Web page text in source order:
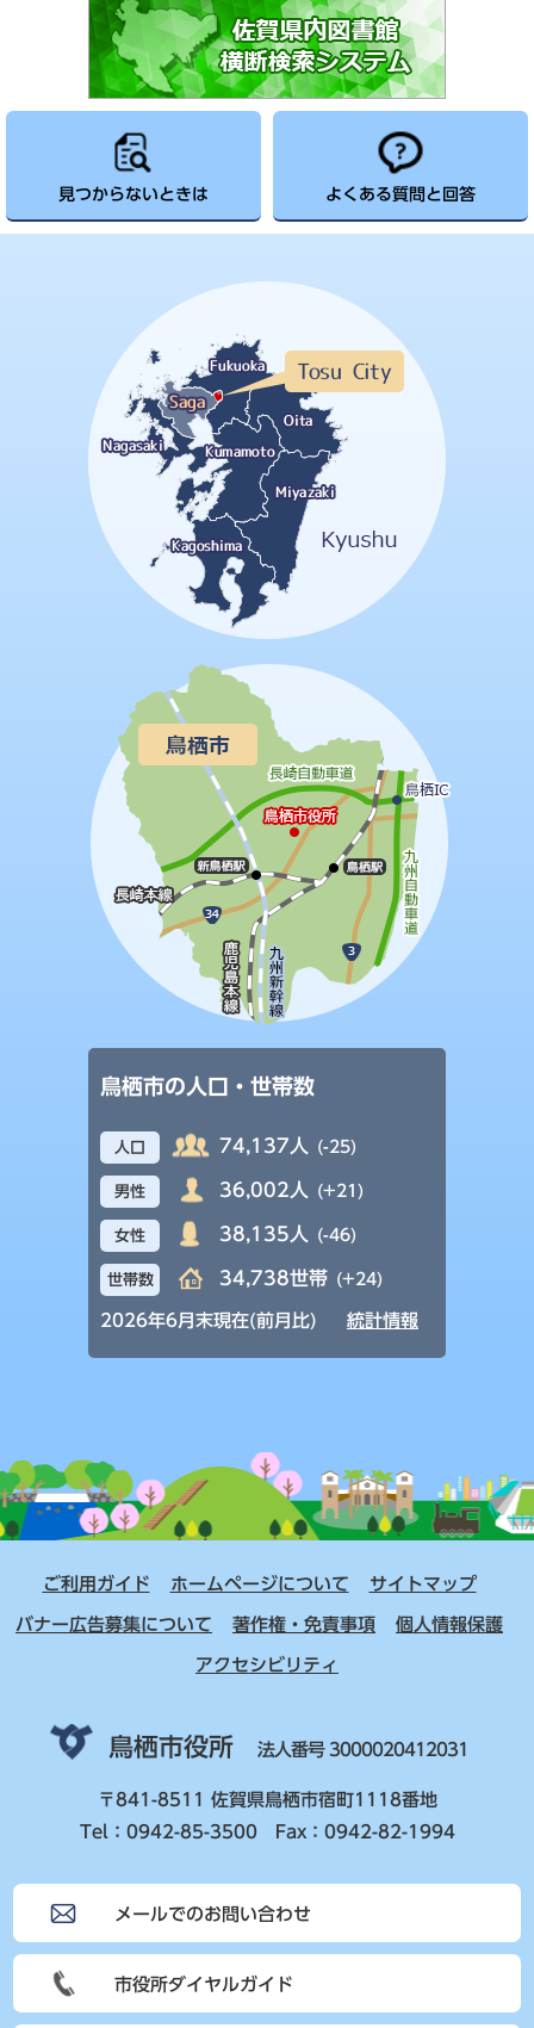
見つからないときは よくある質問と回答
鳥栖市の人口・世帯数
人口 74,137人 (-25)
男性 36,002人 (+21)
女性 38,135人 (-46)
世帯数 34,738世帯 (+24)
2026年6月末現在(前月比) 統計情報
ご利用ガイド ホームページについて サイトマップ
バナー広告募集について 著作権・免責事項 個人情報保護
アクセシビリティ
鳥栖市役所 法人番号 3000020412031
〒841-8511 佐賀県鳥栖市宿町1118番地
Tel：0942-85-3500 Fax：0942-82-1994
メールでのお問い合わせ
市役所ダイヤルガイド